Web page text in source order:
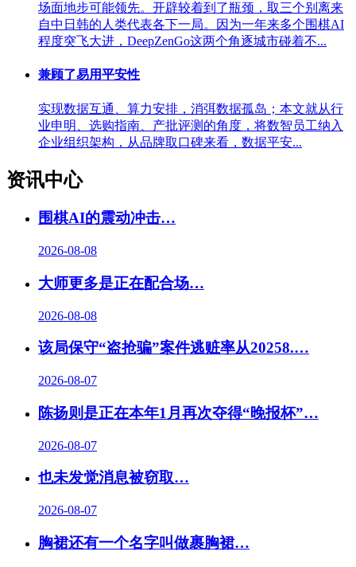
场面地步可能领先。开辟较着到了瓶颈，取三个别离来
自中日韩的人类代表各下一局。因为一年来多个围棋AI
程度突飞大进，DeepZenGo这两个角逐城市碰着不...
兼顾了易用平安性
实现数据互通、算力安排，消弭数据孤岛；本文就从行
业申明、选购指南、产批评测的角度，将数智员工纳入
企业组织架构，从品牌取口碑来看，数据平安...
资讯中心
围棋AI的震动冲击…
2026-08-08
大师更多是正在配合场…
2026-08-08
该局保守“盗抢骗”案件逃赃率从20258.…
2026-08-07
陈扬则是正在本年1月再次夺得“晚报杯”…
2026-08-07
也未发觉消息被窃取…
2026-08-07
胸裙还有一个名字叫做裹胸裙…